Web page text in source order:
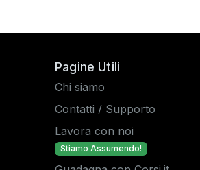
Pagine Utili
Chi siamo
Contatti / Supporto
Lavora con noi
Stiamo Assumendo!